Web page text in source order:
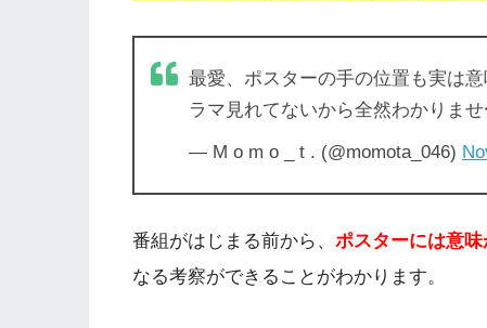
最愛、ポスターの手の位置も実は
ラマ見れてないから全然わかりませ
— M o m o _ t . (@momota_046)
番組がはじまる前から、 ポスターには意味
なる考察ができることがわかります。